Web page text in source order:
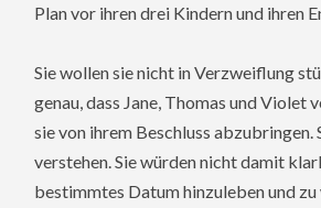
Plan vor ihren drei Kindern und ihren
Sie wollen sie nicht in Verzweiflung
genau, dass Jane, Thomas und Violet
sie von ihrem Beschluss abzubringen.
verstehen. Sie würden nicht damit
bestimmtes Datum hinzuleben und zu